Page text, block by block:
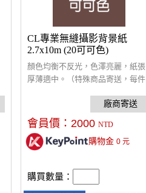
CL專業無縫攝影背景紙
2.7x10m (20可可色)
顏色均衡不反光，色澤亮麗，紙張
厚薄適中。（特殊商品寄送，每件
會員價： 2000 NTD
購物金 0元
購買數量：